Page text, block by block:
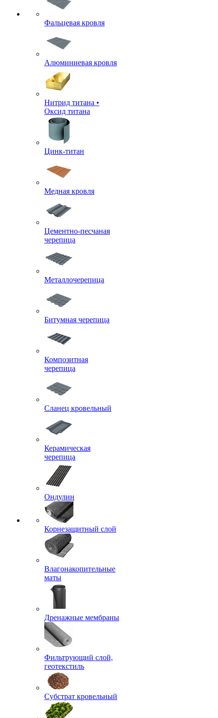
Фальцевая кровля
Алюминиевая кровля
Нитрид титана •
Оксид титана
Цинк-титан
Медная кровля
Цементно-песчаная
черепица
Металлочерепица
Битумная черепица
Композитная
черепица
Сланец кровельный
Керамическая
черепица
Ондулин
Корнезащитный слой
Влагонакопительные
маты
Дренажные мембраны
Фильтрующий слой,
геотекстиль
Субстрат кровельный